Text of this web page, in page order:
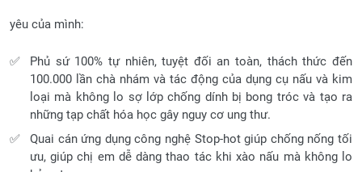
yêu của mình:
Phủ sứ 100% tự nhiên, tuyệt đối an toàn, thách thức đến
100.000 lần chà nhám và tác động của dụng cụ nấu và kim
loại mà không lo sợ lớp chống dính bị bong tróc và tạo ra
những tạp chất hóa học gây nguy cơ ung thư.
Quai cán ứng dụng công nghệ Stop-hot giúp chống nống tối
ưu, giúp chị em dễ dàng thao tác khi xào nấu mà không lo